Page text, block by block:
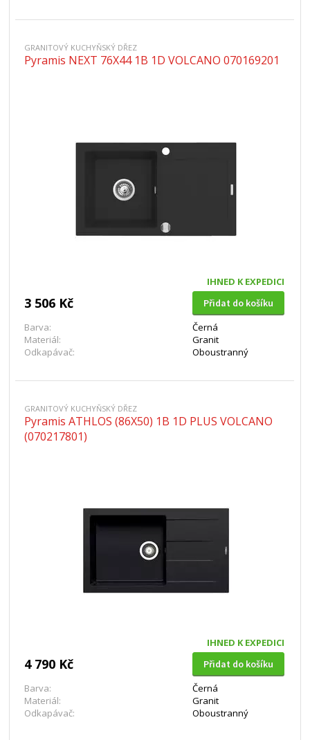
GRANITOVÝ KUCHYŇSKÝ DŘEZ
Pyramis NEXT 76X44 1B 1D VOLCANO 070169201
IHNED K EXPEDICI
3 506 Kč
Přidat do košíku
Barva:
Černá
Materiál:
Granit
Odkapávač:
Oboustranný
GRANITOVÝ KUCHYŇSKÝ DŘEZ
Pyramis ATHLOS (86X50) 1B 1D PLUS VOLCANO
(070217801)
IHNED K EXPEDICI
4 790 Kč
Přidat do košíku
Barva:
Černá
Materiál:
Granit
Odkapávač:
Oboustranný